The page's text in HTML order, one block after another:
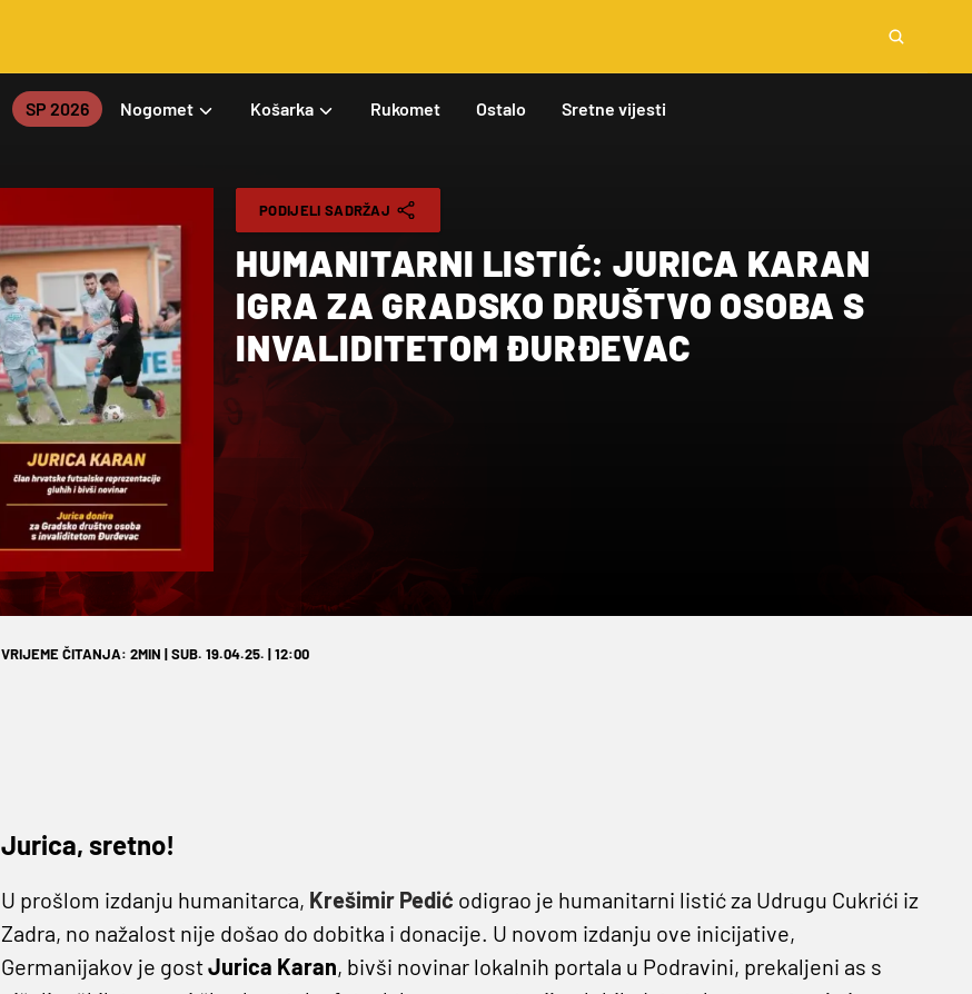
SP 2026 Nogomet Košarka Rukomet Ostalo Sretne vijesti
PODIJELI SADRŽAJ
HUMANITARNI LISTIĆ: JURICA KARAN
IGRA ZA GRADSKO DRUŠTVO OSOBA S
INVALIDITETOM ĐURĐEVAC
VRIJEME ČITANJA: 2MIN | SUB. 19.04.25. | 12:00
Jurica, sretno!
U prošlom izdanju humanitarca, Krešimir Pedić odigrao je humanitarni listić za Udrugu Cukrići iz
Zadra, no nažalost nije došao do dobitka i donacije. U novom izdanju ove inicijative,
Germanijakov je gostJurica Karan, bivši novinar lokalnih portala u Podravini, prekaljeni as s